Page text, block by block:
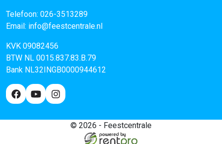
Telefoon: 026-3513289
Email: info@feestcentrale.nl
KVK 09082456
BTW NL 0015.837.83.B.79
Bank NL32INGB0000944612
© 2026 - Feestcentrale